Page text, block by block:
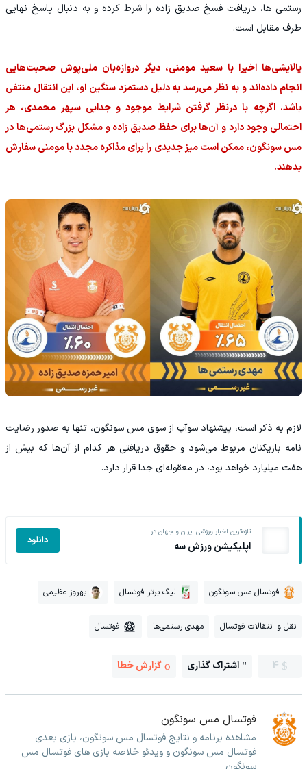
رستمی ها، دریافت فسخ صدیق زاده را شرط کرده و به دنبال پاسخ نهایی
طرف مقابل است.
پالایشی‌ها اخیرا با سعید مومنی، دیگر دروازه‌بان ملی‌پوش صحبت‌هایی
انجام داده‌اند و به نظر می‌رسد به دلیل دستمزد سنگین او، این انتقال منتفی
باشد. اگرچه با درنظر گرفتن شرایط موجود و جدایی سپهر محمدی، هر
احتمالی وجود دارد و آن‌ها برای حفظ صدیق زاده و مشکل بزرگ رستمی‌ها در
مس سونگون، ممکن است میز جدیدی را برای مذاکره مجدد با مومنی سفارش
بدهند.
لازم به ذکر است، پیشنهاد سوآپ از سوی مس سونگون، تنها به صدور رضایت
نامه بازیکنان مربوط می‌شود و حقوق دریافتی هر کدام از آن‌ها که بیش از
هفت میلیارد خواهد بود، در معقوله‌ای جدا قرار دارد.
تازه‌ترین اخبار ورزشی ایران و جهان در
اپلیکیشن ورزش سه دانلود
فوتسال مس سونگون لیگ برتر فوتسال بهروز عظیمی
نقل و انتقالات فوتسال مهدی رستمی‌ها فوتسال
4 اشتراک گذاری گزارش خطا
فوتسال مس سونگون
مشاهده برنامه و نتایج فوتسال مس سونگون، بازی بعدی
فوتسال مس سونگون و ویدئو خلاصه بازی های فوتسال مس